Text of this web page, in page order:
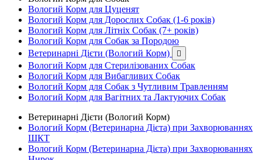
Вологий Корм для Цуценят
Вологий Корм для Дорослих Собак (1-6 років)
Вологий Корм для Літніх Собак (7+ років)
Вологий Корм для Собак за Породою
Ветеринарні Дієти (Вологий Корм)

Вологий Корм для Стерилізованих Собак
Вологий Корм для Вибагливих Собак
Вологий Корм для Собак з Чутливим Травленням
Вологий Корм для Вагітних та Лактуючих Собак
Ветеринарні Дієти (Вологий Корм)
Вологий Корм (Ветеринарна Дієта) при Захворюваннях
ШКТ
Вологий Корм (Ветеринарна Дієта) при Захворюваннях